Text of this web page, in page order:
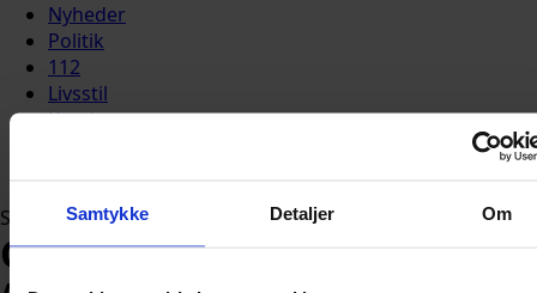
Samtykke Detaljer Om
Nyheder
Politik
112
Livsstil
Kendte
Sektion
Grønland